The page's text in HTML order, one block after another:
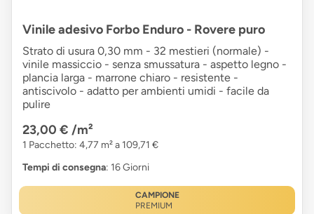
Vinile adesivo Forbo Enduro - Rovere puro
Strato di usura 0,30 mm - 32 mestieri (normale) -
vinile massiccio - senza smussatura - aspetto legno -
plancia larga - marrone chiaro - resistente -
antiscivolo - adatto per ambienti umidi - facile da
pulire
23,00 € /m²
1 Pacchetto: 4,77 m² a 109,71 €
Tempi di consegna: 16 Giorni
CAMPIONE
PREMIUM